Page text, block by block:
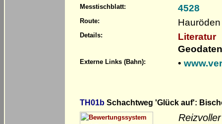
Messtischblatt: 4528
Route:
Details:
Literatur
Externe Links (Bahn): •
TH01b Schachtweg 'Glück auf':